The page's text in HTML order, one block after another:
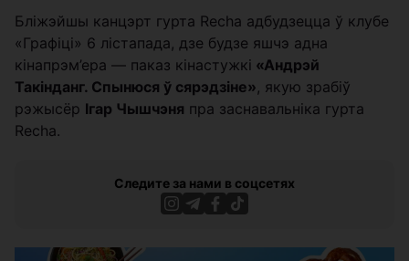
Бліжэйшы канцэрт гурта Recha адбудзецца ў клубе
«Графіці» 6 лістапада, дзе будзе яшчэ адна
кінапрэм’ера — паказ кінастужкі «Андрэй
Такінданг. Спынюся ў сярэдзіне», якую зрабіў
рэжысёр Ігар Чышчэня пра заснавальніка гурта
Recha.
Следите за нами в соцсетях